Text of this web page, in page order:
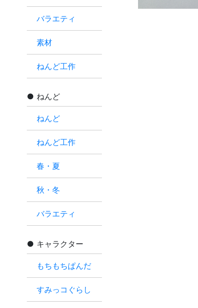
バラエティ
素材
ねんど工作
ねんど
ねんど
ねんど工作
春・夏
秋・冬
バラエティ
キャラクター
もちもちぱんだ
すみっコぐらし